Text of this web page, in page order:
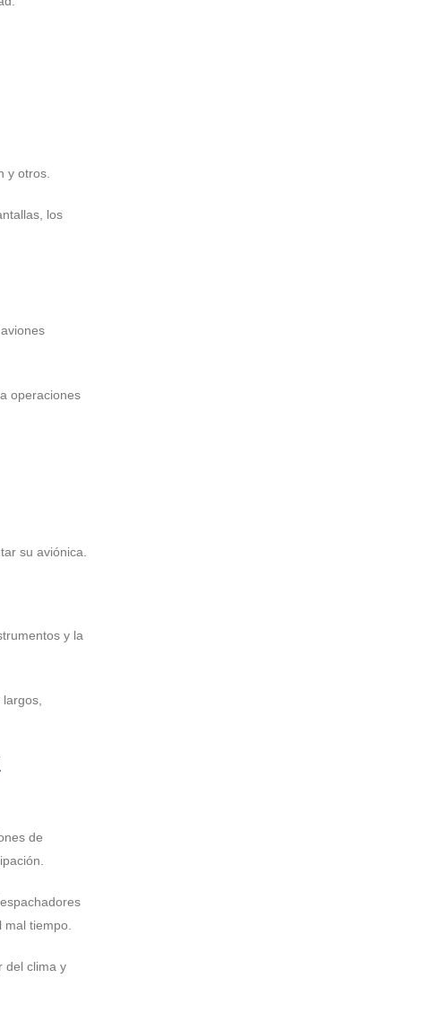
y otros.
los
operaciones
su aviónica.
y la
de
tiempo.
del clima y